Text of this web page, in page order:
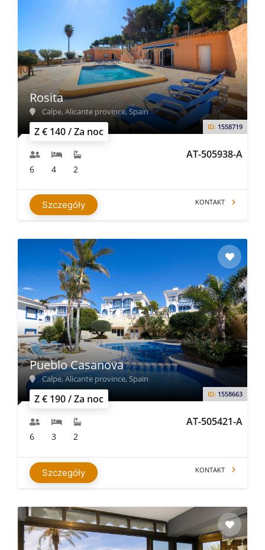
Z € 140 / Za noc ID: 1558719
AT-505938-A
Rosita
Calpe, Alicante province, Spain
6 4 2
Szczegóły KONTAKT
Z € 190 / Za noc ID: 1558663
AT-505421-A
Pueblo Casanova
Calpe, Alicante province, Spain
6 3 2
Szczegóły KONTAKT